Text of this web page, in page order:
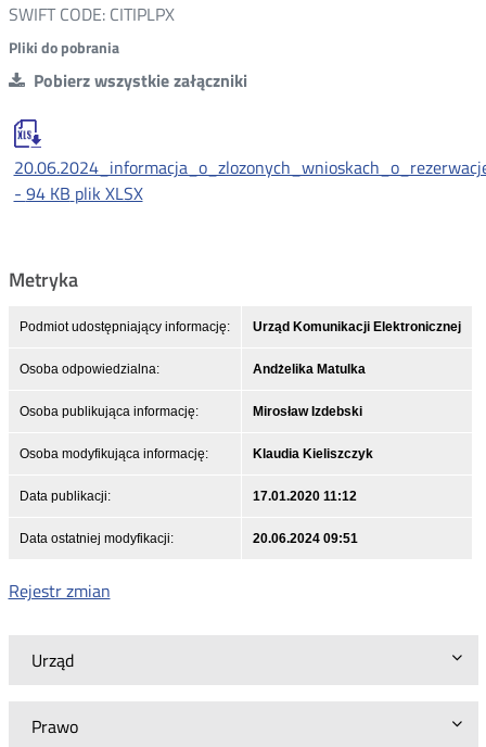
Urząd
Prawo
SWIFT CODE: CITIPLPX
Pliki do pobrania
Pobierz wszystkie załączniki
- 94 KB plik XLSX
Metryka
Podmiot udostępniający informację: Urząd Komunikacji Elektronicznej
Osoba odpowiedzialna: Andżelika Matulka
Osoba publikująca informację: Mirosław Izdebski
Osoba modyfikująca informację: Klaudia Kieliszczyk
Data publikacji: 17.01.2020 11:12
Data ostatniej modyfikacji: 20.06.2024 09:51
Rejestr zmian